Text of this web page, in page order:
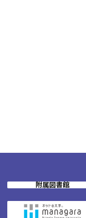
附属図書館